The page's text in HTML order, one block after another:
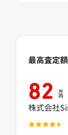
最高査定額
82 万
円
株式会社